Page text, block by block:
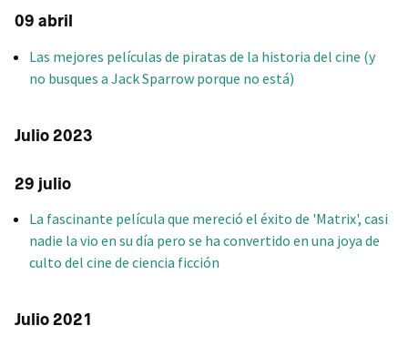
09 abril
Las mejores películas de piratas de la historia del cine (y
no busques a Jack Sparrow porque no está)
Julio 2023
29 julio
La fascinante película que mereció el éxito de 'Matrix', casi
nadie la vio en su día pero se ha convertido en una joya de
culto del cine de ciencia ficción
Julio 2021